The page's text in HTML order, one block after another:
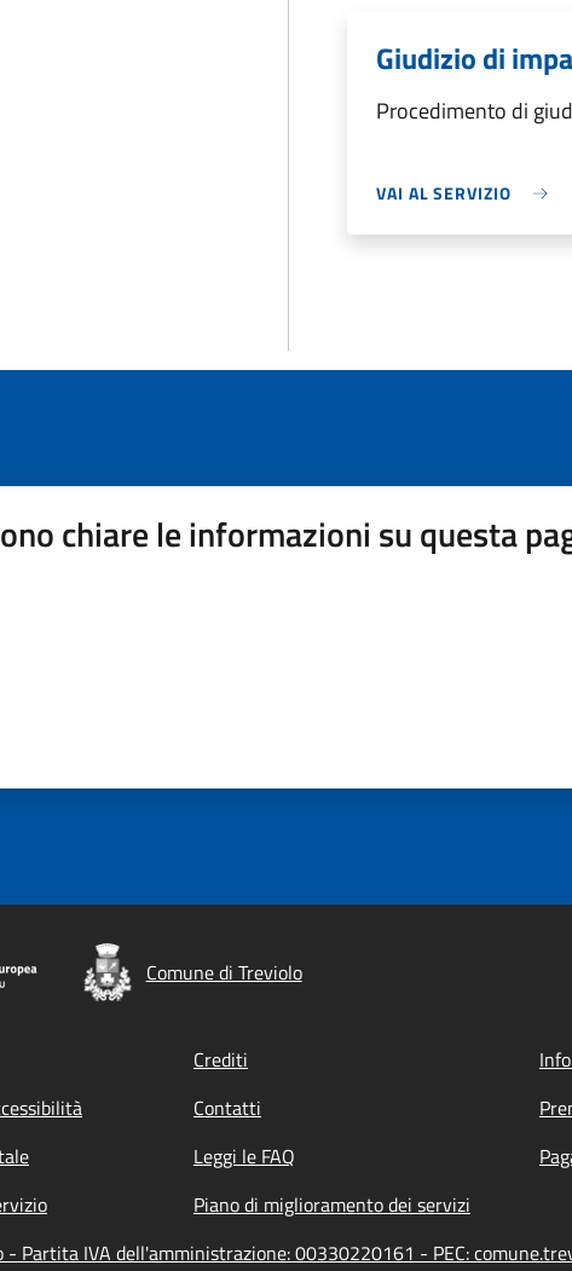
Giudizio di
Procedimento di
VAI AL SERVIZIO
chiare le informazioni su questa
Comune di Treviolo
Crediti
Contatti
Leggi le FAQ
Piano di miglioramento dei servizi
- Partita IVA dell'amministrazione: 00330220161 - PEC: